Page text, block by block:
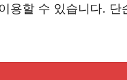
할 수 있습니다.